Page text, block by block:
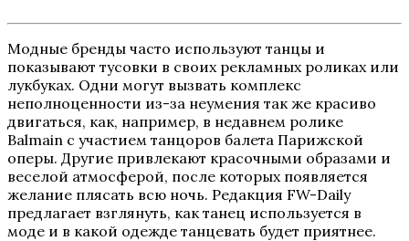
Модные бренды часто используют танцы и
показывают тусовки в своих рекламных роликах или
лукбуках. Одни могут вызвать комплекс
неполноценности из-за неумения так же красиво
двигаться, как, например, в недавнем ролике
Balmain с участием танцоров балета Парижской
оперы. Другие привлекают красочными образами и
веселой атмосферой, после которых появляется
желание плясать всю ночь. Редакция FW-Daily
предлагает взглянуть, как танец используется в
моде и в какой одежде танцевать будет приятнее.